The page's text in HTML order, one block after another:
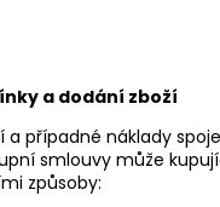
a dodání zboží
a případné náklady
smlouvy může
způsoby: